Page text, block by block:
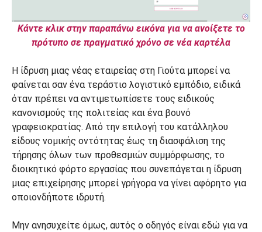
Κάντε κλικ στην παραπάνω εικόνα για να ανοίξετε το
πρότυπο σε πραγματικό χρόνο σε νέα καρτέλα
Η ίδρυση μιας νέας εταιρείας στη Γιούτα μπορεί να
φαίνεται σαν ένα τεράστιο λογιστικό εμπόδιο, ειδικά
όταν πρέπει να αντιμετωπίσετε τους ειδικούς
κανονισμούς της πολιτείας και ένα βουνό
γραφειοκρατίας. Από την επιλογή του κατάλληλου
είδους νομικής οντότητας έως τη διασφάλιση της
τήρησης όλων των προθεσμιών συμμόρφωσης, το
διοικητικό φόρτο εργασίας που συνεπάγεται η ίδρυση
μιας επιχείρησης μπορεί γρήγορα να γίνει αφόρητο για
οποιονδήποτε ιδρυτή.
Μην ανησυχείτε όμως, αυτός ο οδηγός είναι εδώ για να